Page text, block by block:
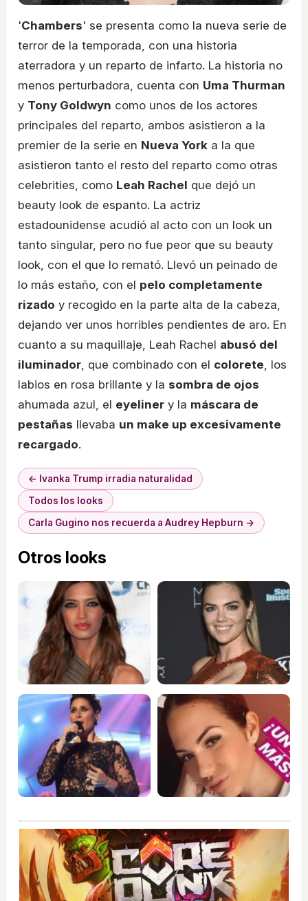
'Chambers' se presenta como la nueva serie de
terror de la temporada, con una historia
aterradora y un reparto de infarto. La historia no
menos perturbadora, cuenta con Uma Thurman
y Tony Goldwyn como unos de los actores
principales del reparto, ambos asistieron a la
premier de la serie en Nueva York a la que
asistieron tanto el resto del reparto como otras
celebrities, como Leah Rachel que dejó un
beauty look de espanto. La actriz
estadounidense acudió al acto con un look un
tanto singular, pero no fue peor que su beauty
look, con el que lo remató. Llevó un peinado de
lo más estaño, con el pelo completamente
rizado y recogido en la parte alta de la cabeza,
dejando ver unos horribles pendientes de aro. En
cuanto a su maquillaje, Leah Rachel abusó del
iluminador, que combinado con el colorete, los
labios en rosa brillante y la sombra de ojos
ahumada azul, el eyeliner y la máscara de
pestañas llevaba un make up excesivamente
recargado.
← Ivanka Trump irradia naturalidad
Todos los looks
Carla Gugino nos recuerda a Audrey Hepburn →
Otros looks